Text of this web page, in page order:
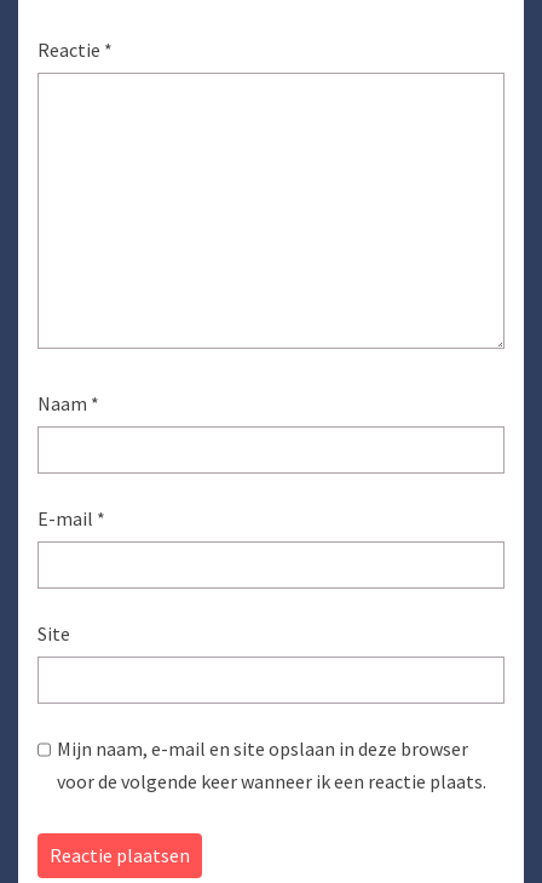
Reactie *
Naam *
E-mail *
Site
Mijn naam, e-mail en site opslaan in deze browser
voor de volgende keer wanneer ik een reactie plaats.